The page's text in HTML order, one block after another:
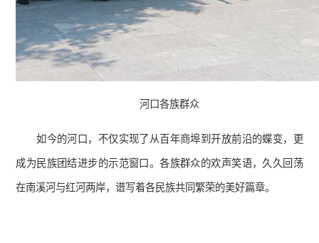
河口各族群众
如今的河口，不仅实现了从百年商埠到开放前沿的蝶变，更
成为民族团结进步的示范窗口。各族群众的欢声笑语，久久回荡
在南溪河与红河两岸，谱写着各民族共同繁荣的美好篇章。